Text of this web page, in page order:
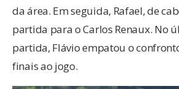
da área. Em seguida, Rafael, de
partida para o Carlos Renaux. No
partida, Flávio empatou o
finais ao jogo.